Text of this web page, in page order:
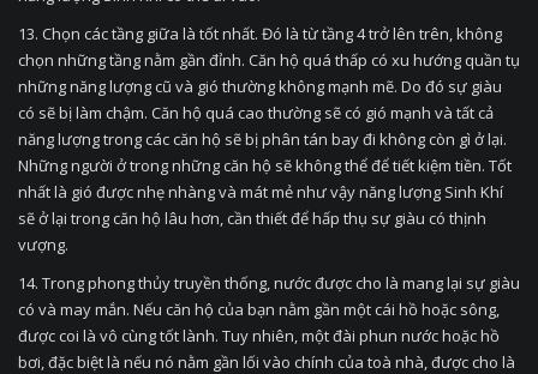
13. Chọn các tầng giữa là tốt nhất. Đó là từ tầng 4 trở lên trên, không
chọn những tầng nằm gần đỉnh. Căn hộ quá thấp có xu hướng quần tụ
những năng lượng cũ và gió thường không mạnh mẽ. Do đó sự giàu
có sẽ bị làm chậm. Căn hộ quá cao thường sẽ có gió mạnh và tất cả
năng lượng trong các căn hộ sẽ bị phân tán bay đi không còn gì ở lại.
Những người ở trong những căn hộ sẽ không thể để tiết kiệm tiền. Tốt
nhất là gió được nhẹ nhàng và mát mẻ như vậy năng lượng Sinh Khí
sẽ ở lại trong căn hộ lâu hơn, cần thiết để hấp thụ sự giàu có thịnh
vượng.
14. Trong phong thủy truyền thống, nước được cho là mang lại sự giàu
có và may mắn. Nếu căn hộ của bạn nằm gần một cái hồ hoặc sông,
được coi là vô cùng tốt lành. Tuy nhiên, một đài phun nước hoặc hồ
bơi, đặc biệt là nếu nó nằm gần lối vào chính của toà nhà, được cho là